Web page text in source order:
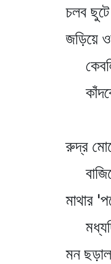
চলব
জড়িয়ে
রুদ্র
মাথার
মন